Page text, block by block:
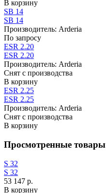
В корзину
SB 14
SB 14
Производитель: Arderia
По запросу
ESR 2.20
ESR 2.20
Производитель: Arderia
Снят с производства
В корзину
ESR 2.25
ESR 2.25
Производитель: Arderia
Снят с производства
В корзину
Просмотренные товары
S 32
S 32
53 147 р.
В корзину